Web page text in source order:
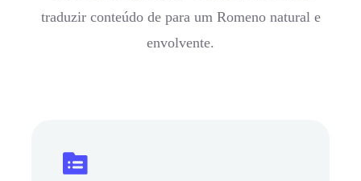
traduzir conteúdo de para um Romeno natural e
envolvente.